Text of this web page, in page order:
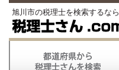
旭川市の税理士を検索するなら